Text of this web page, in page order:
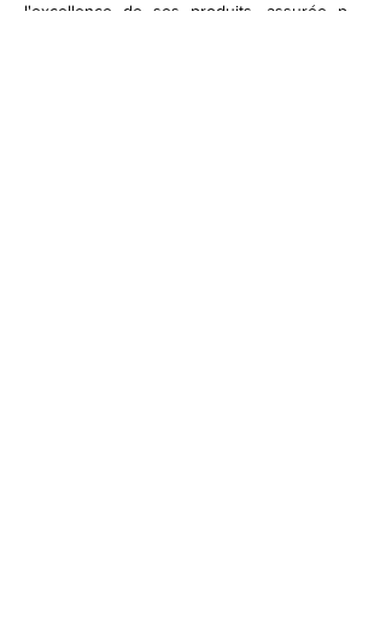
l'excellence de ses produits, assurée par